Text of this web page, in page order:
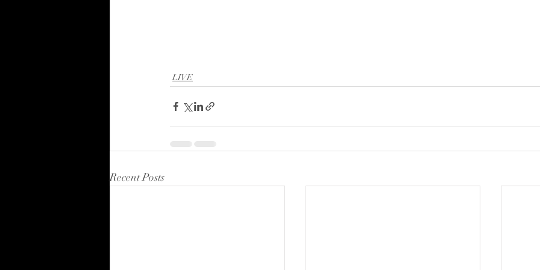
LIVE
Recent Posts